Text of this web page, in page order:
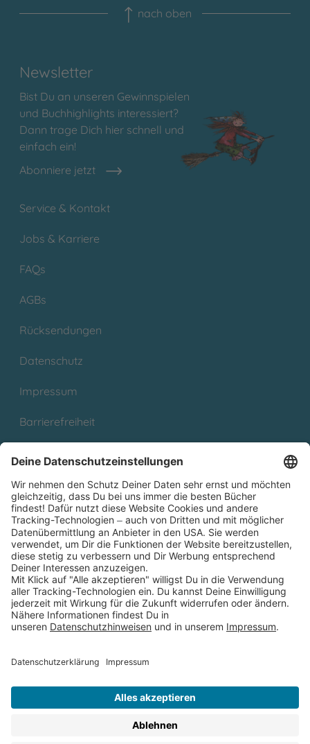
nach oben
Newsletter
Bist Du an unseren Gewinnspielen
und Buchhighlights interessiert?
Dann trage Dich hier schnell und
einfach ein!
Abonniere jetzt
Service & Kontakt
Jobs & Karriere
FAQs
AGBs
Rücksendungen
Datenschutz
Impressum
Barrierefreiheit
Partnerprogramm (Affiliate)
Folge uns auf
* Versandkostenfrei ab 9,00 € Bestellwert innerhalb
Deutschlands
** Lieferzeit 1-3 Werktage innerhalb Deutschlands
Thienemann-Esslinger Verlag GmbH, Blumenstraße 36, D-70182